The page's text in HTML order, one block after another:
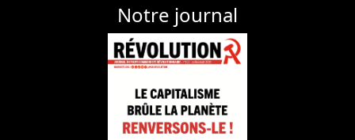
Notre journal